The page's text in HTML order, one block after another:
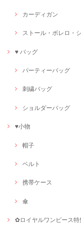
カーディガン
ストール・ボレロ・
♥ バッグ
パーティーバッグ
刺繍バッグ
ショルダーバッグ
♥小物
帽子
ベルト
携帯ケース
傘
✿ロイヤルワンピース特